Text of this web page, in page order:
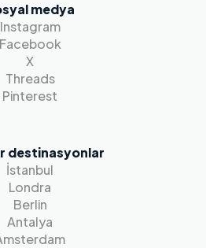
medya
Instagram
Facebook
X
Threads
Pinterest
destinasyonlar
İstanbul
Londra
Berlin
Antalya